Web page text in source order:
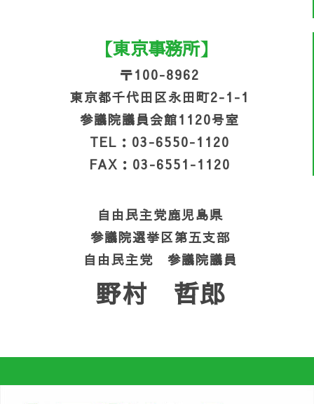
【東京事務所】
〒100-8962
東京都千代田区永田町2-1-1
参議院議員会館1120号室
TEL：03-6550-1120
FAX：03-6551-1120
自由民主党鹿児島県
参議院選挙区第五支部
自由民主党 参議院議員
野村 哲郎